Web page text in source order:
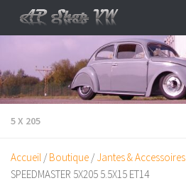
Skip to content
5 X 205
Accueil / Boutique / Jantes & Accessoires
SPEEDMASTER 5X205 5.5X15 ET14